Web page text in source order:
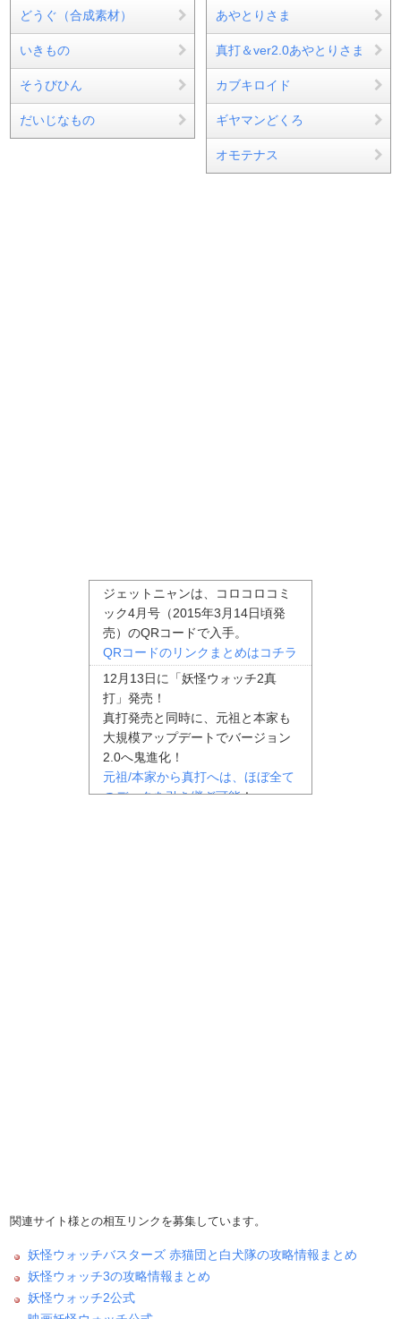
どうぐ（合成素材）
いきもの
そうびひん
だいじなもの
あやとりさま
真打＆ver2.0あやとりさま
カブキロイド
ギヤマンどくろ
オモテナス
ジェットニャンは、コロコロコミ
ック4月号（2015年3月14日頃発
売）のQRコードで入手。
QRコードのリンクまとめはコチラ
12月13日に「妖怪ウォッチ2真
打」発売！
真打発売と同時に、元祖と本家も
大規模アップデートでバージョン
2.0へ鬼進化！
元祖/本家から真打へは、ほぼ全て
のデータを引き継ぎ可能！
関連サイト様との相互リンクを募集しています。
妖怪ウォッチバスターズ 赤猫団と白犬隊の攻略情報まとめ
妖怪ウォッチ3の攻略情報まとめ
妖怪ウォッチ2公式